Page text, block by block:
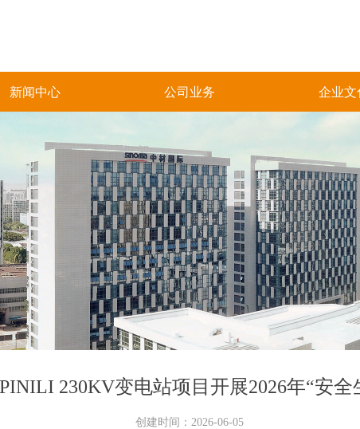
新闻中心 公司业务 企业文
230KV变电站项目开展2026年“安全
创建时间： 2026-06-05